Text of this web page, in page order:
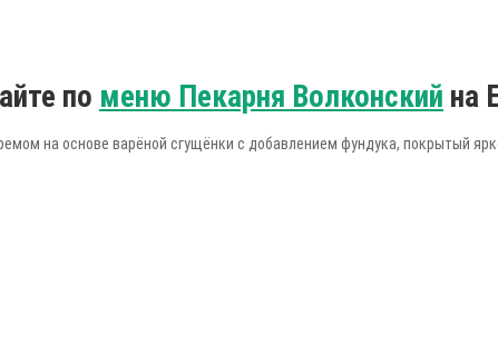
по меню Пекарня Волконский на
на основе варёной сгущёнки с добавлением фундука, покрытый